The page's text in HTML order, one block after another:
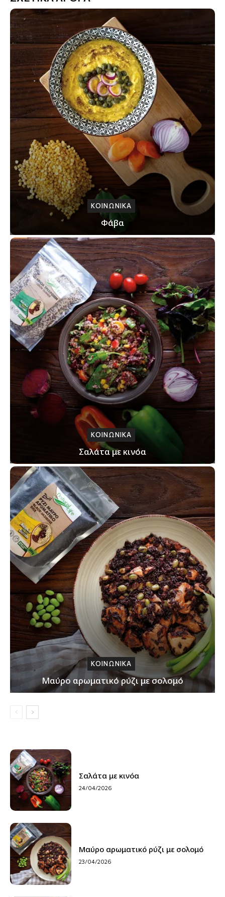
ΚΟΙΝΩΝΙΚΑ
Φάβα
ΚΟΙΝΩΝΙΚΑ
Σαλάτα με κινόα
ΚΟΙΝΩΝΙΚΑ
Μαύρο αρωματικό ρύζι με σολομό
Σαλάτα με κινόα
24/04/2026
Μαύρο αρωματικό ρύζι με σολομό
23/04/2026